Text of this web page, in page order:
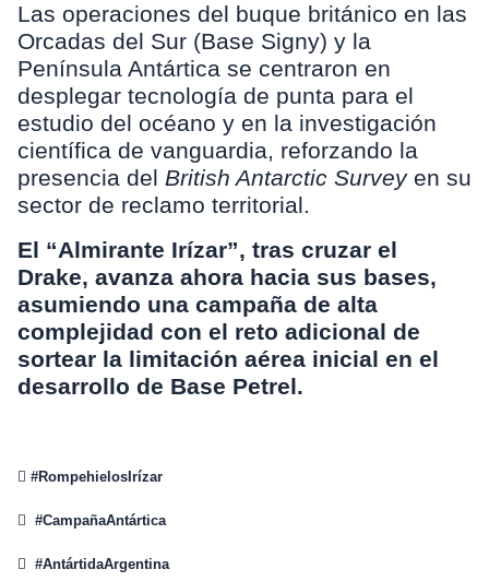
Las operaciones del buque británico en las
Orcadas del Sur (Base Signy) y la
Península Antártica se centraron en
desplegar tecnología de punta para el
estudio del océano y en la investigación
científica de vanguardia, reforzando la
presencia del British Antarctic Surveyen su
sector de reclamo territorial.
El “Almirante Irízar”, tras cruzar el
Drake, avanza ahora hacia sus bases,
asumiendo una campaña de alta
complejidad con el reto adicional de
sortear la limitación aérea inicial en el
desarrollo de Base Petrel.
 #RompehielosIrízar
 #CampañaAntártica
 #AntártidaArgentina